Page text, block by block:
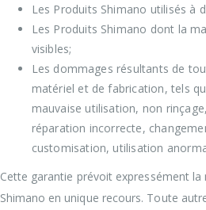
Les Produits Shimano utilisés à
Les Produits Shimano dont la
visibles;
Les dommages résultants de
matériel et de fabrication, tels
mauvaise utilisation, non
réparation incorrecte,
customisation, utilisation
Cette garantie prévoit expressément
Shimano en unique recours. Toute